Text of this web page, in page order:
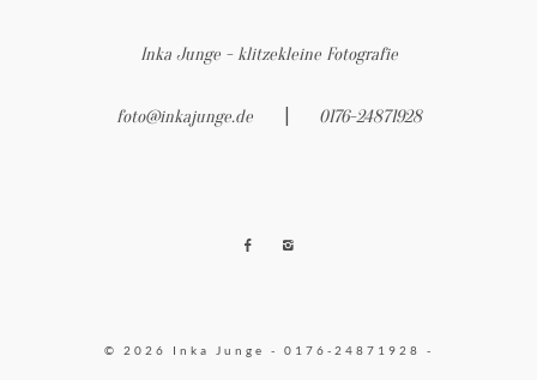
Inka Junge - klitzekleine Fotografie
foto@inkajunge.de 0176-24871928
© 2026 Inka Junge - 0176-24871928 -